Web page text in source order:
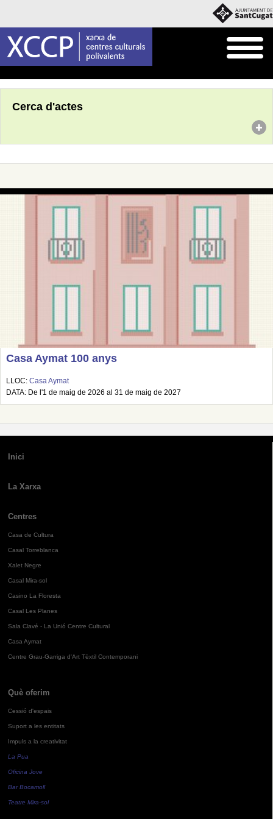
Cerca d'actes
Casa Aymat 100 anys
LLOC: Casa Aymat
DATA: De l'1 de maig de 2026 al 31 de maig de 2027
Inici
La Xarxa
Centres
Casa de Cultura
Casal Torreblanca
Xalet Negre
Casal Mira-sol
Casino La Floresta
Casal Les Planes
Sala Clavé - La Unió Centre Cultural
Casa Aymat
Centre Grau-Garriga d'Art Tèxtil Contemporani
Què oferim
Cessió d'espais
Suport a les entitats
Impuls a la creativitat
La Pua
Oficina Jove
Bar Bocamoll
Teatre Mira-sol